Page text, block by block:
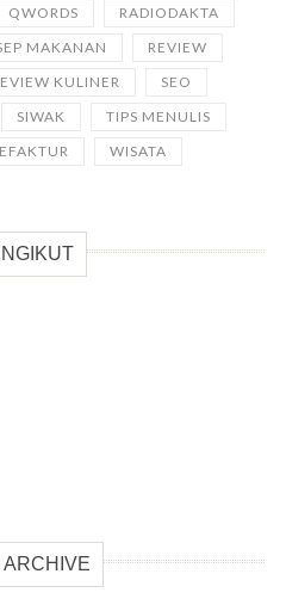
QWORDS
RADIODAKTA
MAKANAN
REVIEW
KULINER
SEO
SIWAK
TIPS MENULIS
WISATA
ARCHIVE